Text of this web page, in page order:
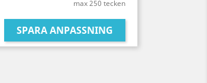
max 250 tecken
SPARA ANPASSNING